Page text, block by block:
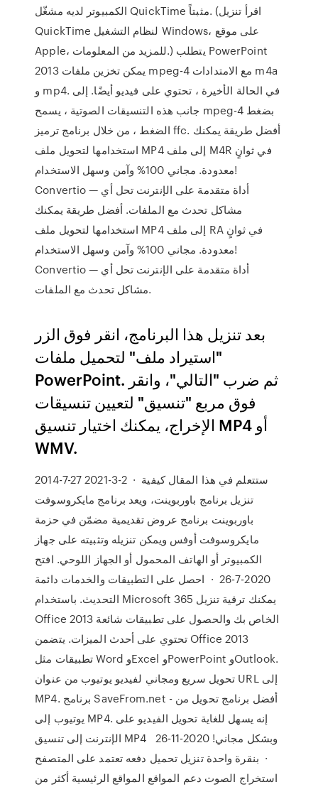
الكمبيوتر لديه مشغّل QuickTime مثبتاً. (اقرأ تنزيل
QuickTime لنظام التشغيل Windows، على موقع
Apple، للمزيد من المعلومات.) يتطلب PowerPoint
2013 يمكن تخزين ملفات mpeg-4 مع الامتدادات m4a
و mp4. في الحالة الأخيرة ، تحتوي على فيديو أيضًا. إلى
جانب هذه التنسيقات الصوتية ، يسمح mpeg-4 بضغط
الضغط ، من خلال برنامج ترميز ffc. أفضل طريقة يمكنك
استخدامها لتحويل ملف MP4 إلى ملف M4R في ثوانٍ
معدودة. مجاني 100% وآمن وسهل الاستخدام!
Convertio — أداة متقدمة على الإنترنت تحل أي
مشاكل تحدث مع الملفات. أفضل طريقة يمكنك
استخدامها لتحويل ملف MP4 إلى ملف RA في ثوانٍ
معدودة. مجاني 100% وآمن وسهل الاستخدام!
Convertio — أداة متقدمة على الإنترنت تحل أي
مشاكل تحدث مع الملفات.
بعد تنزيل هذا البرنامج، انقر فوق الزر
"استيراد ملف" لتحميل ملفات
PowerPoint. ثم ضرب "التالي"، وانقر
فوق مربع "تنسيق" لتعيين تنسيقات
الإخراج، يمكنك اختيار تنسيق MP4 أو
WMV.
2014-7-27 2021-3-2 · ستتعلم في هذا المقال كيفية
تنزيل برنامج باوربوينت، ويعد برنامج مايكروسوفت
باوربوينت برنامج عروض تقديمية مضمّن في حزمة
مايكروسوفت أوفس ويمكن تنزيله وتثبيته على جهاز
الكمبيوتر أو الهاتف المحمول أو الجهاز اللوحي. افتح
2020-7-26 · احصل على التطبيقات والخدمات دائمة
التحديث. باستخدام Microsoft 365 يمكنك ترقية تنزيل
Office 2013 الخاص بك والحصول على تطبيقات شائعة
تحتوي على أحدث الميزات. يتضمن Office 2013
تطبيقات مثل Word وExcel وPowerPoint وOutlook.
تحويل سريع ومجاني لفيديو يوتيوب من عنوان URL إلى
MP4. برنامج SaveFrom.net - أفضل برنامج تحويل من
يوتيوب إلى MP4. إنه يسهل للغاية تحويل الفيديو على
الإنترنت إلى تنسيق MP4 وبشكل مجاني! 2020-11-26
· بنقرة واحدة تنزيل تحميل دفعه تعتمد على المتصفح
استخراج الصوت دعم المواقع المواقع الرئيسية أكثر من